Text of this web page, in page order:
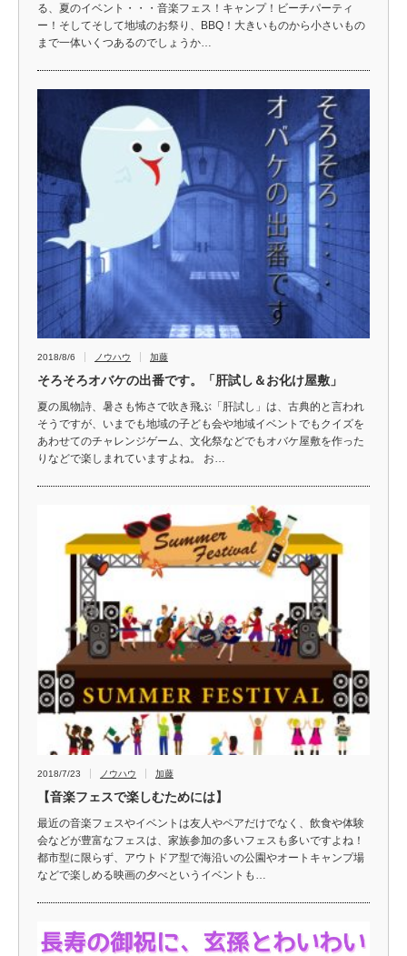
る、夏のイベント・・・音楽フェス！キャンプ！ビーチパーティ
ー！そしてそして地域のお祭り、BBQ！大きいものから小さいもの
まで一体いくつあるのでしょうか…
2018/8/6 ノウハウ 加藤
そろそろオバケの出番です。「肝試し＆お化け屋敷」
夏の風物詩、暑さも怖さで吹き飛ぶ「肝試し」は、古典的と言われ
そうですが、いまでも地域の子ども会や地域イベントでもクイズを
あわせてのチャレンジゲーム、文化祭などでもオバケ屋敷を作った
りなどで楽しまれていますよね。 お…
2018/7/23 ノウハウ 加藤
【音楽フェスで楽しむためには】
最近の音楽フェスやイベントは友人やペアだけでなく、飲食や体験
会などが豊富なフェスは、家族参加の多いフェスも多いですよね！
都市型に限らず、アウトドア型で海沿いの公園やオートキャンプ場
などで楽しめる映画の夕べというイベントも…